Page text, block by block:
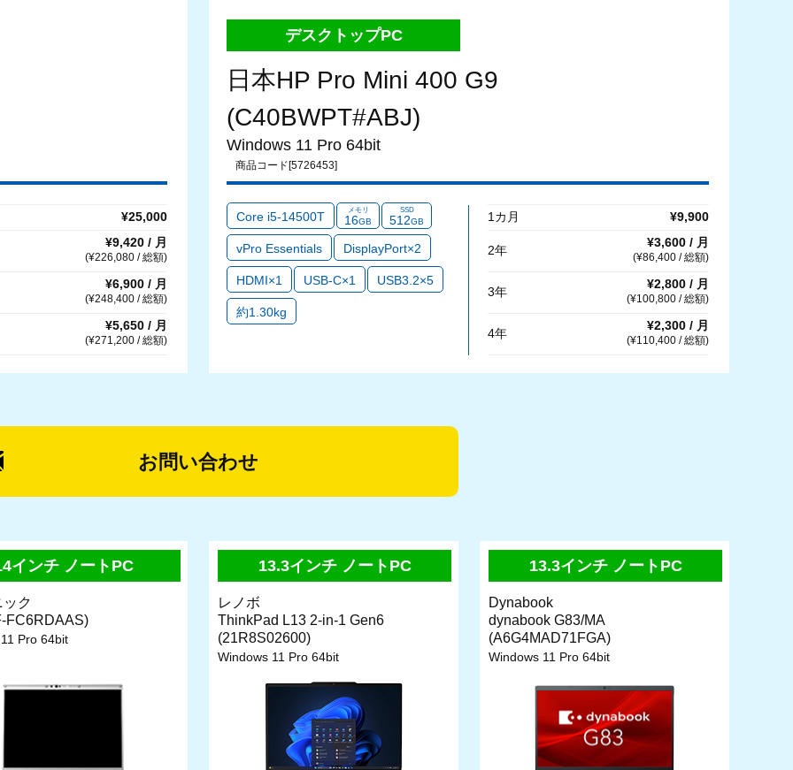
¥25,000
¥9,420 / 月
(¥226,080 / 総額)
¥6,900 / 月
(¥248,400 / 総額)
¥5,650 / 月
(¥271,200 / 総額)
デスクトップPC
日本HP Pro Mini 400 G9
(C40BWPT#ABJ)
Windows 11 Pro 64bit
商品コード[5726453]
Core i5-14500T メモリ
16GB
SSD
512GB
vPro Essentials DisplayPort×2
HDMI×1 USB-C×1 USB3.2×5
約1.30kg
1カ月 ¥9,900
2年
¥3,600 / 月
(¥86,400 / 総額)
3年
¥2,800 / 月
(¥100,800 / 総額)
4年
¥2,300 / 月
(¥110,400 / 総額)
お問い合わせ
インチ ノートPC
ク
FC6RDAAS)
Pro 64bit
13.3インチ ノートPC
レノボ
ThinkPad L13 2-in-1 Gen6
(21R8S02600)
Windows 11 Pro 64bit
13.3インチ ノートPC
Dynabook
dynabook G83/MA
(A6G4MAD71FGA)
Windows 11 Pro 64bit